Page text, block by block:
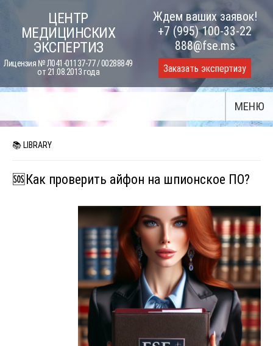
content
ЦЕНТР
МЕДИЦИНСКИХ
ЭКСПЕРТИЗ
Лицензия № Л041-01137-77 / 00288849
от 21.08.2013 года
Ждем ваших заявок!
+7 (995) 100-33-22
888@fse.ms
Заказать экспертизу
МЕНЮ
📚 LIBRARY
🆘Как проверить айфон на шпионское ПО?